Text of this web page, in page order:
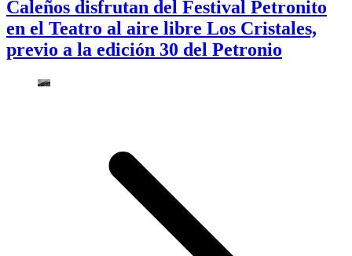
Caleños disfrutan del Festival Petronito
en el Teatro al aire libre Los Cristales,
previo a la edición 30 del Petronio